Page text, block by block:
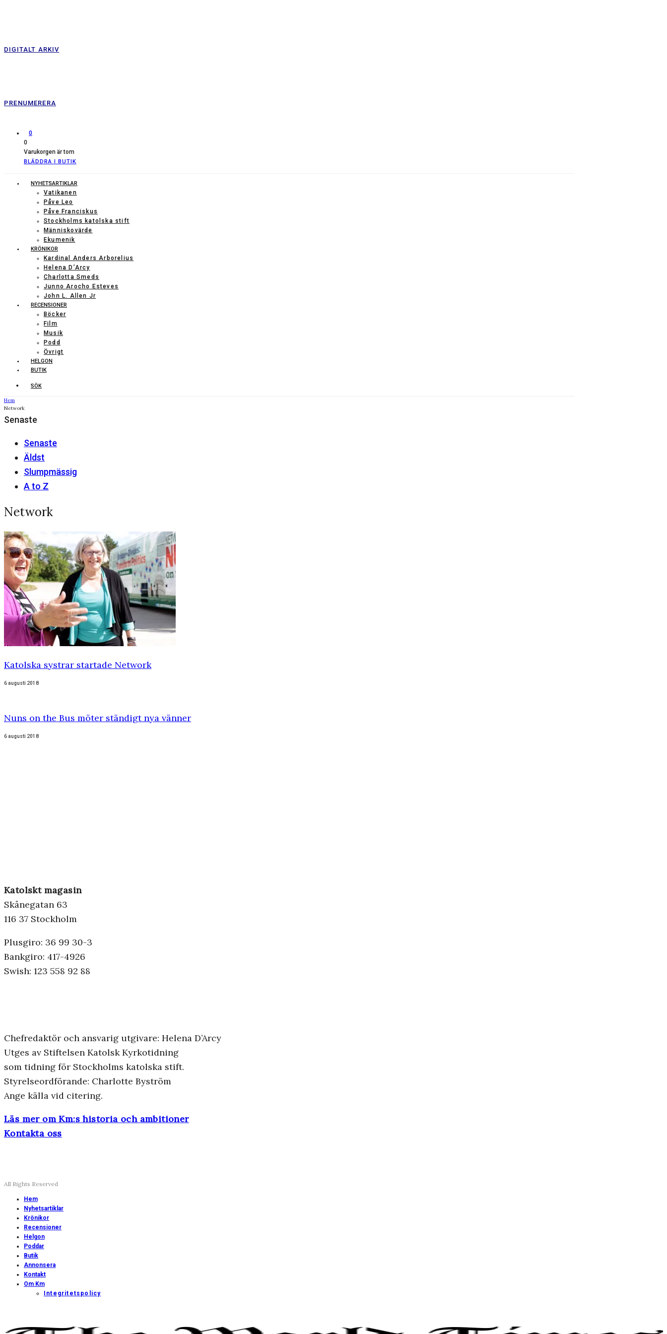
DIGITALT ARKIV
PRENUMERERA
0
0
Varukorgen är tom
BLÄDDRA I BUTIK
NYHETSARTIKLAR
Vatikanen
Påve Leo
Påve Franciskus
Stockholms katolska stift
Människovärde
Ekumenik
KRÖNIKOR
Kardinal Anders Arborelius
Helena D’Arcy
Charlotta Smeds
Junno Arocho Esteves
John L. Allen Jr
RECENSIONER
Böcker
Film
Musik
Podd
Övrigt
HELGON
BUTIK
SÖK
Hem
Network
Senaste
Senaste
Äldst
Slumpmässig
A to Z
Network
Katolska systrar startade Network
6 augusti 2018
Nuns on the Bus möter ständigt nya vänner
6 augusti 2018
Katolskt magasin
Skånegatan 63
116 37 Stockholm
Plusgiro: 36 99 30-3
Bankgiro: 417-4926
Swish: 123 558 92 88
Chefredaktör och ansvarig utgivare: Helena D’Arcy
Utges av Stiftelsen Katolsk Kyrkotidning
som tidning för Stockholms katolska stift.
Styrelseordförande: Charlotte Byström
Ange källa vid citering.
Läs mer om Km:s historia och ambitioner
Kontakta oss
All Rights Reserved
Hem
Nyhetsartiklar
Krönikor
Recensioner
Helgon
Poddar
Butik
Annonsera
Kontakt
Om Km
Integritetspolicy